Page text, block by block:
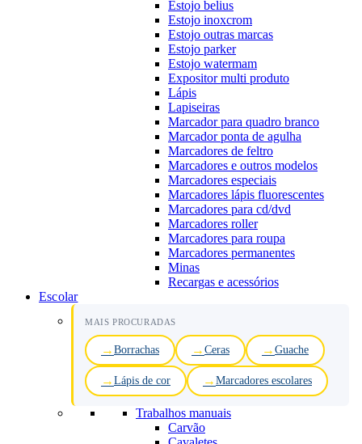
Estojo belius
Estojo inoxcrom
Estojo outras marcas
Estojo parker
Estojo watermam
Expositor multi produto
Lápis
Lapiseiras
Marcador para quadro branco
Marcador ponta de agulha
Marcadores de feltro
Marcadores e outros modelos
Marcadores especiais
Marcadores lápis fluorescentes
Marcadores para cd/dvd
Marcadores roller
Marcadores para roupa
Marcadores permanentes
Minas
Recargas e acessórios
Escolar
MAIS PROCURADAS
Borrachas Ceras Guache
Lápis de cor Marcadores escolares
Trabalhos manuais
Carvão